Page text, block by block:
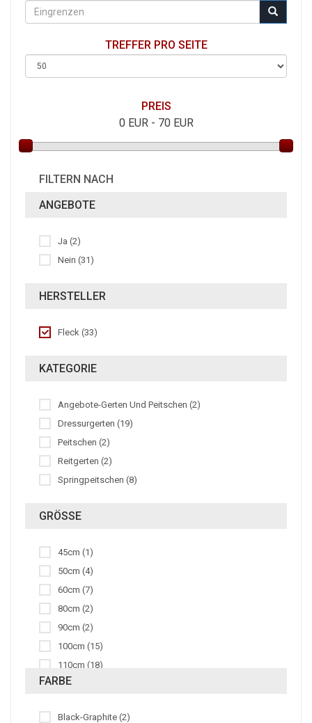
TREFFER PRO SEITE
PREIS
0EUR - 70EUR
FILTERN NACH
ANGEBOTE
Ja (2)
Nein (31)
HERSTELLER
Fleck (33)
KATEGORIE
Angebote-Gerten Und Peitschen (2)
Dressurgerten (19)
Peitschen (2)
Reitgerten (2)
Springpeitschen (8)
GRÖSSE
45cm (1)
50cm (4)
60cm (7)
80cm (2)
90cm (2)
100cm (15)
110cm (18)
120cm (11)
FARBE
Black-Graphite (2)